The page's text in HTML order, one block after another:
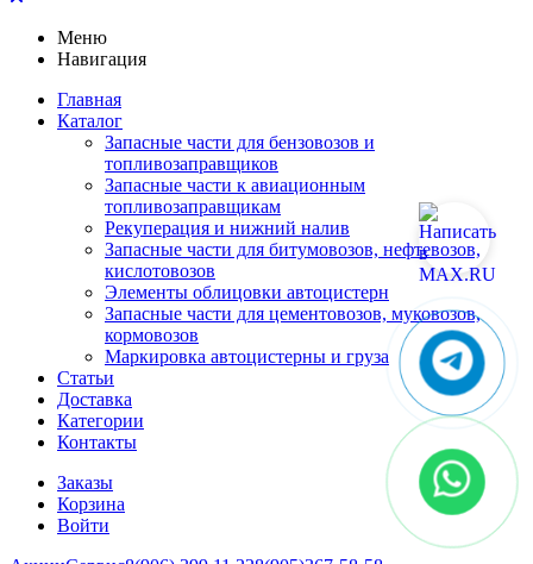
Меню
Навигация
Главная
Каталог
Запасные части для бензовозов и
топливозаправщиков
Запасные части к авиационным
топливозаправщикам
Рекуперация и нижний налив
Запасные части для битумовозов, нефтевозов,
кислотовозов
Элементы облицовки автоцистерн
Запасные части для цементовозов, муковозов,
кормовозов
Маркировка автоцистерны и груза
Статьи
Доставка
Категории
Контакты
Заказы
Корзина
Войти